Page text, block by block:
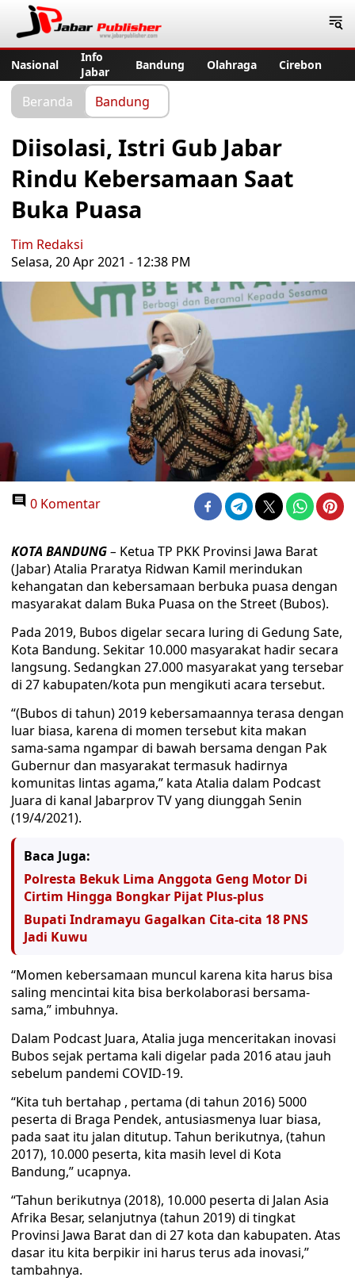
Nasional
Info
Jabar
Bandung Olahraga Cirebon
Beranda Bandung
Diisolasi, Istri Gub Jabar
Rindu Kebersamaan Saat
Buka Puasa
Tim Redaksi
Selasa, 20 Apr 2021 - 12:38 PM
0 Komentar
KOTA BANDUNG– Ketua TP PKK Provinsi Jawa Barat
(Jabar) Atalia Praratya Ridwan Kamil merindukan
kehangatan dan kebersamaan berbuka puasa dengan
masyarakat dalam Buka Puasa on the Street (Bubos).
Pada 2019, Bubos digelar secara luring di Gedung Sate,
Kota Bandung. Sekitar 10.000 masyarakat hadir secara
langsung. Sedangkan 27.000 masyarakat yang tersebar
di 27 kabupaten/kota pun mengikuti acara tersebut.
“(Bubos di tahun) 2019 kebersamaannya terasa dengan
luar biasa, karena di momen tersebut kita makan
sama-sama ngampar di bawah bersama dengan Pak
Gubernur dan masyarakat termasuk hadirnya
komunitas lintas agama,” kata Atalia dalam Podcast
Juara di kanal Jabarprov TV yang diunggah Senin
(19/4/2021).
Baca Juga:
Polresta Bekuk Lima Anggota Geng Motor Di
Cirtim Hingga Bongkar Pijat Plus-plus
Bupati Indramayu Gagalkan Cita-cita 18 PNS
Jadi Kuwu
“Momen kebersamaan muncul karena kita harus bisa
saling mencintai kita bisa berkolaborasi bersama-
sama,” imbuhnya.
Dalam Podcast Juara, Atalia juga menceritakan inovasi
Bubos sejak pertama kali digelar pada 2016 atau jauh
sebelum pandemi COVID-19.
“Kita tuh bertahap , pertama (di tahun 2016) 5000
peserta di Braga Pendek, antusiasmenya luar biasa,
pada saat itu jalan ditutup. Tahun berikutnya, (tahun
2017), 10.000 peserta, kita masih level di Kota
Bandung,” ucapnya.
“Tahun berikutnya (2018), 10.000 peserta di Jalan Asia
Afrika Besar, selanjutnya (tahun 2019) di tingkat
Provinsi Jawa Barat dan di 27 kota dan kabupaten. Atas
dasar itu kita berpikir ini harus terus ada inovasi,”
tambahnya.